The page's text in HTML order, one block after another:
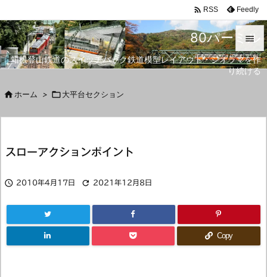
80パーミル
箱根登山鉄道のスイッチバック鉄道模型レイアウト・ジオラマを作
り続ける


メニュ
 RSS Feedly
 ホーム > 大平台セクション
スローアクションポイント
 2010年4月17日  2021年12月8日
Copy